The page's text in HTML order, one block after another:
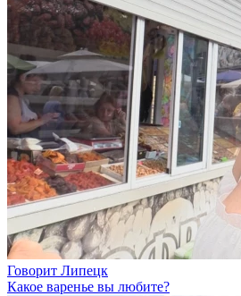
Говорит Липецк
Какое варенье вы любите?